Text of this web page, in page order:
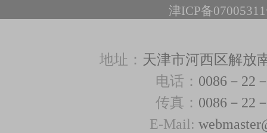
津ICP备
地址： 天津市河西区解放
电话： 0086－22
传真： 0086－22
E-Mail: